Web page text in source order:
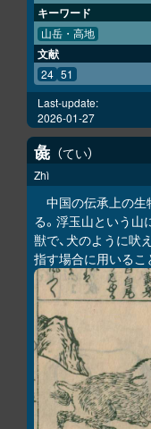
キーワード
山岳・高地
文献
24 51
Last-update:
2026-01-27
彘 てい
Zhì
中国の伝承上の生
る。浮玉山という
獣で、犬のように吠
指す場合に用いるこ